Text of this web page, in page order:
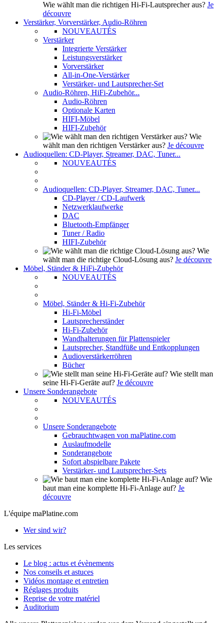
Wie wählt man die richtigen Hi-Fi-Lautsprecher aus? Je
découvre
Verstärker, Vorverstärker, Audio-Röhren
NOUVEAUTÉS
Verstärker
Integrierte Verstärker
Leistungsverstärker
Vorverstärker
All-in-One-Verstärker
Verstärker- und Lautsprecher-Set
Audio-Röhren, HiFi-Zubehör...
Audio-Röhren
Optionale Karten
HIFI-Möbel
HIFI-Zubehör
Wie
wählt man den richtigen Verstärker aus? Je découvre
Audioquellen: CD-Player, Streamer, DAC, Tuner...
NOUVEAUTÉS
Audioquellen: CD-Player, Streamer, DAC, Tuner...
CD-Player / CD-Laufwerk
Netzwerklaufwerke
DAC
Bluetooth-Empfänger
Tuner / Radio
HIFI-Zubehör
Wie
wählt man die richtige Cloud-Lösung aus? Je découvre
Möbel, Ständer & HiFi-Zubehör
NOUVEAUTÉS
Möbel, Ständer & Hi-Fi-Zubehör
Hi-Fi-Möbel
Lautsprecherständer
Hi-Fi-Zubehör
Wandhalterungen für Plattenspieler
Lautsprecher, Standfüße und Entkopplungen
Audioverstärkerröhren
Bücher
Wie stellt man
seine Hi-Fi-Geräte auf? Je découvre
Unsere Sonderangebote
NOUVEAUTÉS
Unsere Sonderangebote
Gebrauchtwagen von maPlatine.com
Auslaufmodelle
Sonderangebote
Sofort abspielbare Pakete
Verstärker- und Lautsprecher-Sets
Wie
baut man eine komplette Hi-Fi-Anlage auf? Je
découvre
L'équipe maPlatine.com
Wer sind wir?
Les services
Le blog : actus et évènements
Nos conseils et astuces
Vidéos montage et entretien
Réglages produits
Reprise de votre matériel
Auditorium